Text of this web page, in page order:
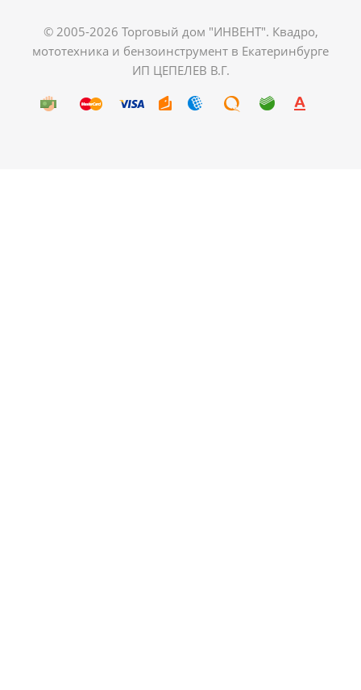
© 2005-2026 Торговый дом "ИНВЕНТ". Квадро,
мототехника и бензоинструмент в Екатеринбурге
ИП ЦЕПЕЛЕВ В.Г.